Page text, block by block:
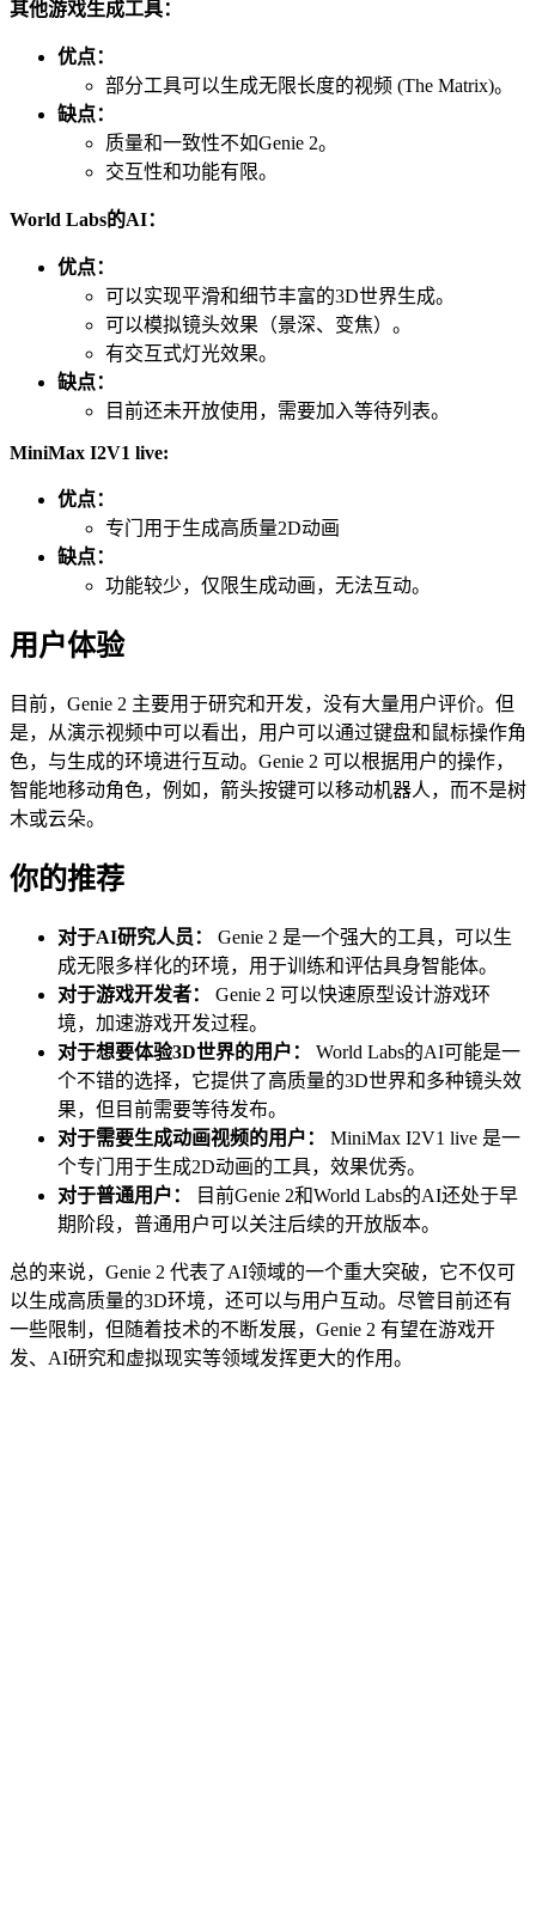
其他游戏生成工具：
优点：
部分工具可以生成无限长度的视频 (The Matrix)。
缺点：
质量和一致性不如Genie 2。
交互性和功能有限。
World Labs的AI：
优点：
可以实现平滑和细节丰富的3D世界生成。
可以模拟镜头效果（景深、变焦）。
有交互式灯光效果。
缺点：
目前还未开放使用，需要加入等待列表。
MiniMax I2V1 live:
优点：
专门用于生成高质量2D动画
缺点：
功能较少，仅限生成动画，无法互动。
用户体验
目前，Genie 2 主要用于研究和开发，没有大量用户评价。但
是，从演示视频中可以看出，用户可以通过键盘和鼠标操作角
色，与生成的环境进行互动。Genie 2 可以根据用户的操作，
智能地移动角色，例如，箭头按键可以移动机器人，而不是树
木或云朵。
你的推荐
对于AI研究人员：
Genie 2 是一个强大的工具，可以生
成无限多样化的环境，用于训练和评估具身智能体。
对于游戏开发者：
Genie 2 可以快速原型设计游戏环
境，加速游戏开发过程。
对于想要体验3D世界的用户：
World Labs的AI可能是一
个不错的选择，它提供了高质量的3D世界和多种镜头效
果，但目前需要等待发布。
对于需要生成动画视频的用户：
MiniMax I2V1 live 是一
个专门用于生成2D动画的工具，效果优秀。
对于普通用户：
目前Genie 2和World Labs的AI还处于早
期阶段，普通用户可以关注后续的开放版本。
总的来说，Genie 2 代表了AI领域的一个重大突破，它不仅可
以生成高质量的3D环境，还可以与用户互动。尽管目前还有
一些限制，但随着技术的不断发展，Genie 2 有望在游戏开
发、AI研究和虚拟现实等领域发挥更大的作用。